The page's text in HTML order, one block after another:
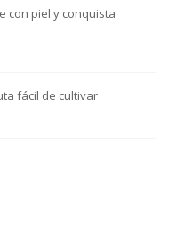
con piel y conquista
fácil de cultivar